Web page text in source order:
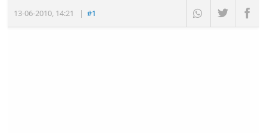
13-06-2010, 14:21 |#1